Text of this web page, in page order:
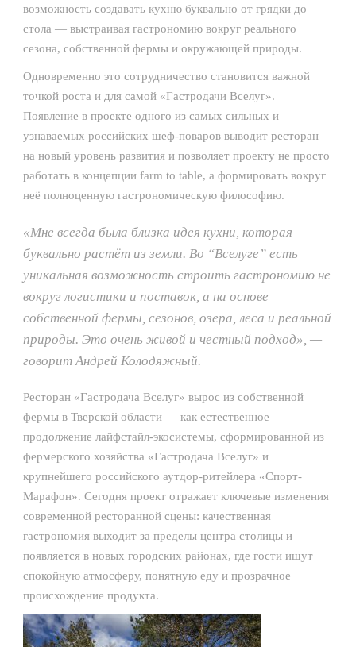
возможность создавать кухню буквально от грядки до
стола — выстраивая гастрономию вокруг реального
сезона, собственной фермы и окружающей природы.
Одновременно это сотрудничество становится важной
точкой роста и для самой «Гастродачи Вселуг».
Появление в проекте одного из самых сильных и
узнаваемых российских шеф-поваров выводит ресторан
на новый уровень развития и позволяет проекту не просто
работать в концепции farm to table, а формировать вокруг
неё полноценную гастрономическую философию.
«Мне всегда была близка идея кухни, которая
буквально растёт из земли. Во “Вселуге” есть
уникальная возможность строить гастрономию не
вокруг логистики и поставок, а на основе
собственной фермы, сезонов, озера, леса и реальной
природы. Это очень живой и честный подход», —
говорит Андрей Колодяжный.
Ресторан «Гастродача Вселуг» вырос из собственной
фермы в Тверской области — как естественное
продолжение лайфстайл-экосистемы, сформированной из
фермерского хозяйства «Гастродача Вселуг» и
крупнейшего российского аутдор-ритейлера «Спорт-
Марафон». Сегодня проект отражает ключевые изменения
современной ресторанной сцены: качественная
гастрономия выходит за пределы центра столицы и
появляется в новых городских районах, где гости ищут
спокойную атмосферу, понятную еду и прозрачное
происхождение продукта.